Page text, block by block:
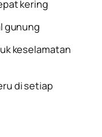
kering
gunung
keselamatan
di setiap